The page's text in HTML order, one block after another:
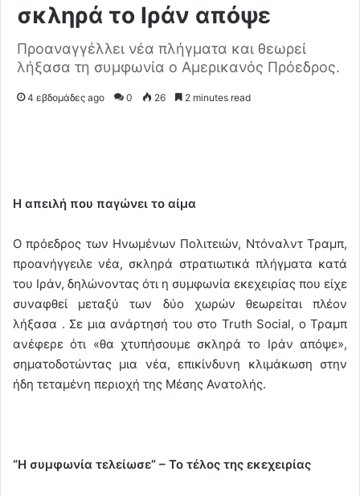
σκληρά το Ιράν απόψε
Προαναγγέλλει νέα πλήγματα και θεωρεί
λήξασα τη συμφωνία ο Αμερικανός Πρόεδρος.
4 εβδομάδες ago 0 26 2 minutes read
Η απειλή που παγώνει το αίμα
Ο πρόεδρος των Ηνωμένων Πολιτειών, Ντόναλντ Τραμπ,
προανήγγειλε νέα, σκληρά στρατιωτικά πλήγματα κατά
του Ιράν, δηλώνοντας ότι η συμφωνία εκεχειρίας που είχε
συναφθεί μεταξύ των δύο χωρών θεωρείται πλέον
λήξασα . Σε μια ανάρτησή του στο Truth Social, ο Τραμπ
ανέφερε ότι «θα χτυπήσουμε σκληρά το Ιράν απόψε»,
σηματοδοτώντας μια νέα, επικίνδυνη κλιμάκωση στην
ήδη τεταμένη περιοχή της Μέσης Ανατολής.
“Η συμφωνία τελείωσε” – Το τέλος της εκεχειρίας